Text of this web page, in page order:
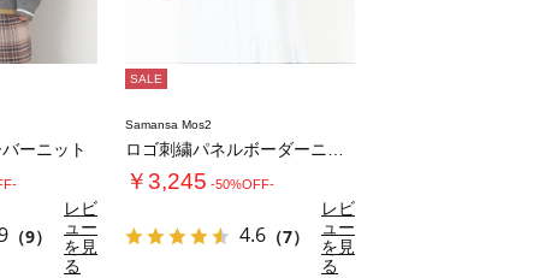
ーニット
（9）
レビ
ュー
を見
る
SALE
Samansa Mos2
￥3,245 -50%OFF-
4.6 （7）
レビ
ュー
を見
る